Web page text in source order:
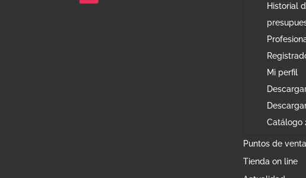
Historial
Mi perfil
Catálogo
Puntos de venta
Tienda on line